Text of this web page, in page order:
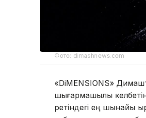
Фото: dimashnews.com
«DiMENSIONS»
шығармашылық
ретіндегі ең шынайы